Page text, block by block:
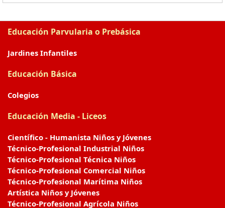
Educación Parvularia o Prebásica
Jardines Infantiles
Educación Básica
Colegios
Educación Media - Liceos
Científico - Humanista Niños y Jóvenes
Técnico-Profesional Industrial Niños
Técnico-Profesional Técnica Niños
Técnico-Profesional Comercial Niños
Técnico-Profesional Marítima Niños
Artística Niños y Jóvenes
Técnico-Profesional Agrícola Niños